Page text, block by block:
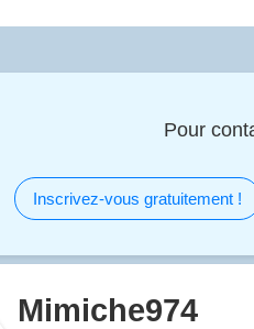
Pour
Inscrivez-vous gratuitement !
Mimiche974